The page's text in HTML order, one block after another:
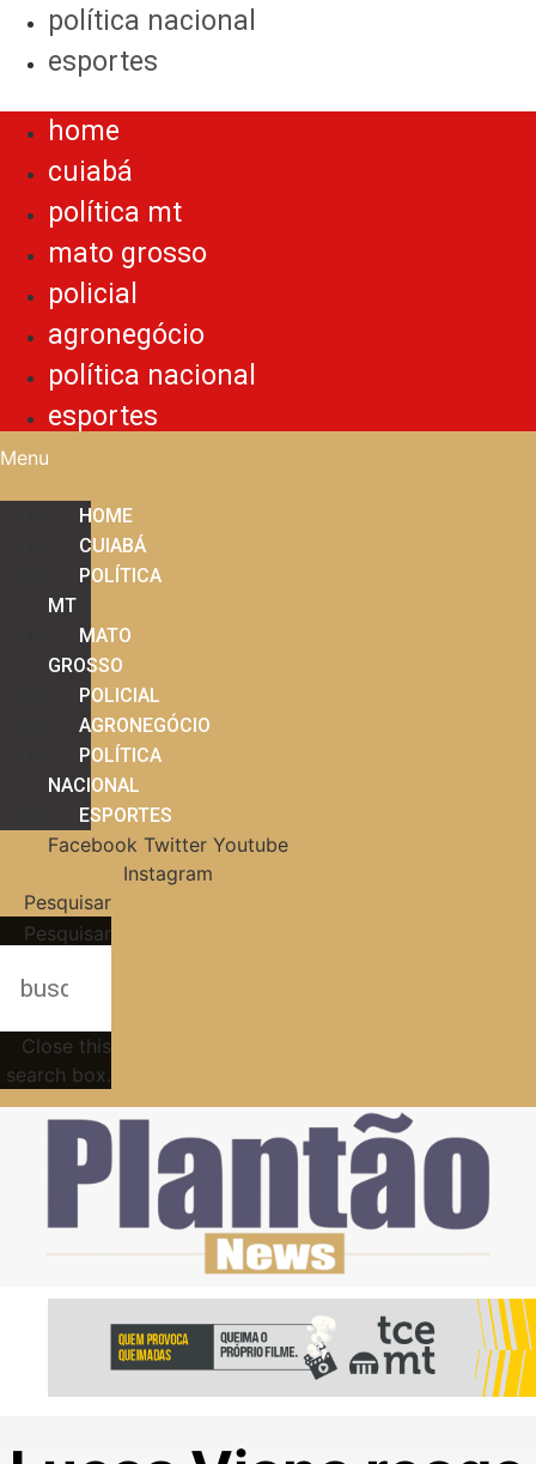
política nacional
esportes
home
cuiabá
política mt
mato grosso
policial
agronegócio
política nacional
esportes
Menu
HOME
CUIABÁ
POLÍTICA
MT
MATO
GROSSO
POLICIAL
AGRONEGÓCIO
POLÍTICA
NACIONAL
ESPORTES
Facebook Twitter Youtube
Instagram
Pesquisar
Pesquisar
Close this
search box.